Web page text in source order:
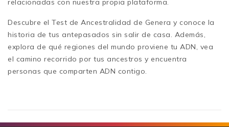
relacionadas con nuestra propia plataforma.
Descubre el Test de Ancestralidad de Genera y conoce la
historia de tus antepasados sin salir de casa. Además,
explora de qué regiones del mundo proviene tu ADN, vea
el camino recorrido por tus ancestros y encuentra
personas que comparten ADN contigo.